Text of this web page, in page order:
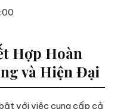
Hợp Hoàn
và Hiện Đại
với việc cung cấp cả